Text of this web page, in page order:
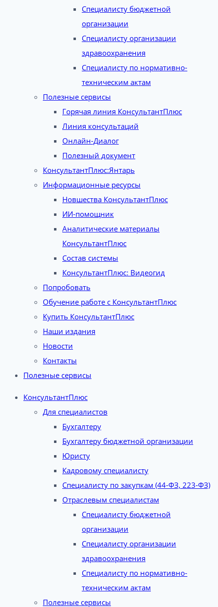
Специалисту бюджетной
организации
Специалисту организации
здравоохранения
Специалисту по нормативно-
техническим актам
Полезные сервисы
Горячая линия КонсультантПлюс
Линия консультаций
Онлайн-Диалог
Полезный документ
КонсультантПлюс:Янтарь
Информационные ресурсы
Новшества КонсультантПлюс
ИИ-помощник
Аналитические материалы
КонсультантПлюс
Состав системы
КонсультантПлюс: Видеогид
Попробовать
Обучение работе с КонсультантПлюс
Купить КонсультантПлюс
Наши издания
Новости
Контакты
Полезные сервисы
КонсультантПлюс
Для специалистов
Бухгалтеру
Бухгалтеру бюджетной организации
Юристу
Кадровому специалисту
Специалисту по закупкам (44-ФЗ, 223-ФЗ)
Отраслевым специалистам
Специалисту бюджетной
организации
Специалисту организации
здравоохранения
Специалисту по нормативно-
техническим актам
Полезные сервисы